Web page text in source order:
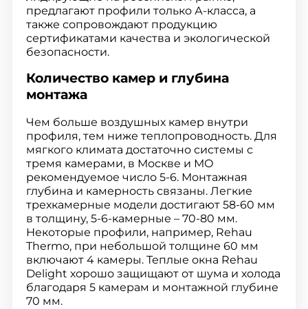
предлагают профили только А-класса, а
также сопровождают продукцию
сертификатами качества и экологической
безопасности.
Количество камер и глубина
монтажа
Чем больше воздушных камер внутри
профиля, тем ниже теплопроводность. Для
мягкого климата достаточно системы с
тремя камерами, в Москве и МО
рекомендуемое число 5-6. Монтажная
глубина и камерность связаны. Легкие
трехкамерные модели достигают 58-60 мм
в толщину, 5-6-камерные – 70-80 мм.
Некоторые профили, например, Rehau
Thermo, при небольшой толщине 60 мм
включают 4 камеры. Теплые окна Rehau
Delight хорошо защищают от шума и холода
благодаря 5 камерам и монтажной глубине
70 мм.